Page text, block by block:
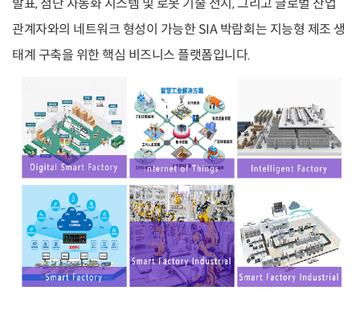
발표, 첨단 자동화 시스템 및 로봇 기술 전시, 그리고 글로벌 산업
관계자와의 네트워크 형성이 가능한 SIA 박람회는 지능형 제조 생
태계 구축을 위한 핵심 비즈니스 플랫폼입니다.